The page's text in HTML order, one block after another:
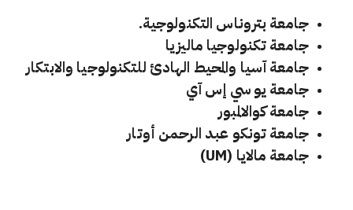
جامعة بتروناس التكنولوجية.
جامعة تكنولوجيا ماليزيا
جامعة آسيا والمحيط الهادئ للتكنولوجيا والابتكار
جامعة يو سي إس آي
جامعة كوالالمبور
جامعة تونكو عبد الرحمن أوتار
جامعة مالايا (UM)